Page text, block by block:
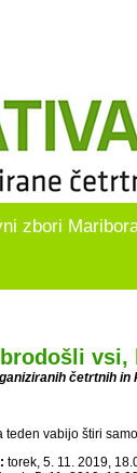
zbori
vsi,
četrtnih in
teden vabijo štiri
torek, 5. 11. 2019,